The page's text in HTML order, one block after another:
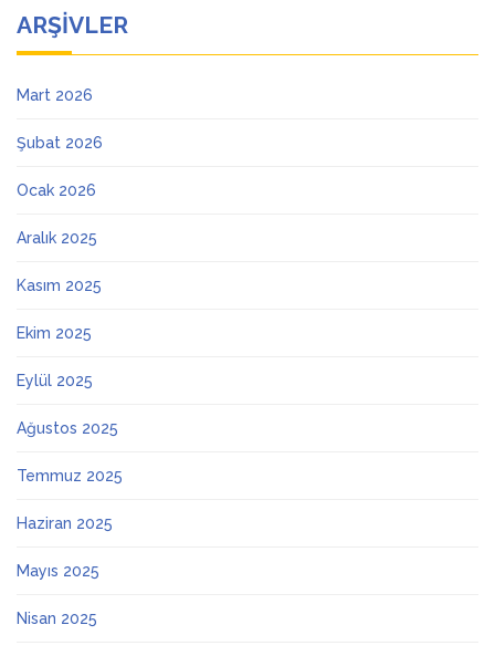
ARŞIVLER
Mart 2026
Şubat 2026
Ocak 2026
Aralık 2025
Kasım 2025
Ekim 2025
Eylül 2025
Ağustos 2025
Temmuz 2025
Haziran 2025
Mayıs 2025
Nisan 2025